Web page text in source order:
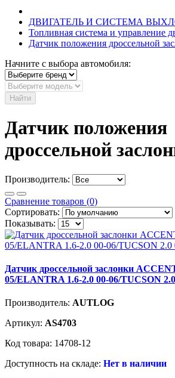
ДВИГАТЕЛЬ И СИСТЕМА
Топливная система и управление
Датчик положения дроссельной
Начните с выбора автомобиля:
Найти
Датчик положения
дроссельной
Производитель:
Сравнение товаров (0)
Сортировать:
Показывать:
Датчик дроссельной заслонки
05/ELANTRA 1.6-2.0 00-06/TUCSON
Производитель: AUTLOG
Артикул: AS4703
Код товара: 14708-12
Доступность на складе: Нет в наличии